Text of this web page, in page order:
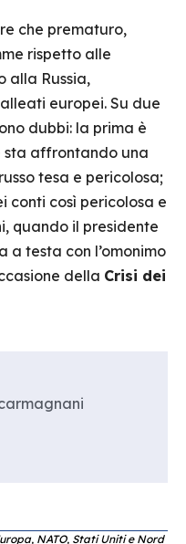
che prematuro,
rispetto alle
alla Russia,
europei. Su due
dubbi: la prima è
sta affrontando una
tesa e pericolosa;
conti così pericolosa e
quando il presidente
a testa con l’omonimo
della Crisi dei
NATO, Stati Uniti e Nord